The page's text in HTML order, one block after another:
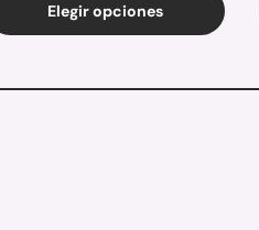
Elegir opciones